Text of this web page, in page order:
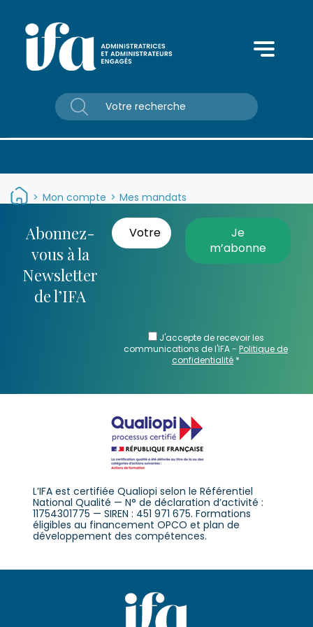
> Mon compte > Mes mandats
Abonnez-
vous à la
Newsletter
de l’IFA
J'accepte de recevoir les
communications de l'IFA -Politique de
confidentialité *
L’IFA est certifiée Qualiopi selon le Référentiel
National Qualité — N° de déclaration d’activité :
11754301775 — SIREN : 451 971 675. Formations
éligibles au financement OPCO et plan de
développement des compétences.